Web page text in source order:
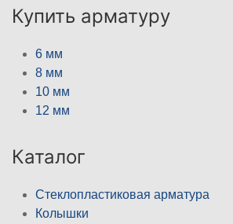
Купить арматуру
6 мм
8 мм
10 мм
12 мм
Каталог
Стеклопластиковая арматура
Колышки